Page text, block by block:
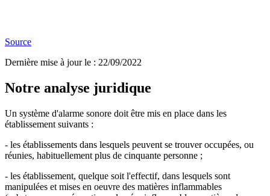
Source
Dernière mise à jour le : 22/09/2022
Notre analyse juridique
Un système d'alarme sonore doit être mis en place dans les
établissement suivants :
- les établissements dans lesquels peuvent se trouver occupées, ou
réunies, habituellement plus de cinquante personne ;
- les établissement, quelque soit l'effectif, dans lesquels sont
manipulées et mises en oeuvre des matières inflammables